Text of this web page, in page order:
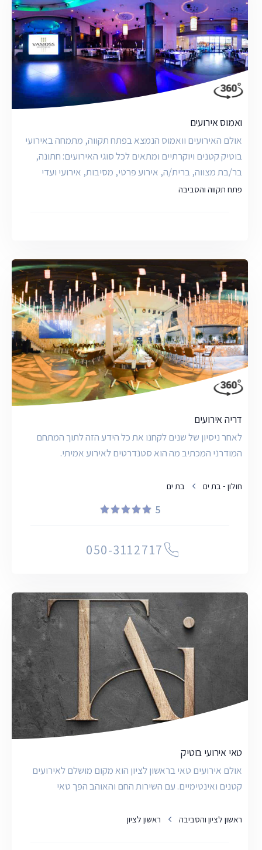
ואמוס אירועים
אולם האירועים וואמוס הנמצא בפתח תקווה, מתמחה באירועי
בוטיק קטנים ויוקרתיים ומתאים לכל סוגי האירועים: חתונה,
בר/בת מצווה, ברית/ה, אירוע פרטי, מסיבות, אירועי ועדי
פתח תקווה והסביבה
דריה אירועים
לאחר ניסיון של שנים לקחנו את כל הידע הזה לתוך המתחם
המודרני המכתיב מה הוא סטנדרטים לאירוע אמיתי.
חולון - בת ים בת ים
5
050-3112717
טאי אירועי בוטיק
אולם אירועים טאי בראשון לציון הוא מקום מושלם לאירועים
קטנים ואינטימיים. עם השירות החם והאוהב הפך טאי
ראשון לציון והסביבה ראשון לציון